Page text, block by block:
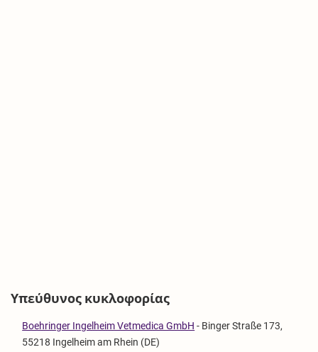
Υπεύθυνος κυκλοφορίας
Boehringer Ingelheim Vetmedica GmbH - Binger Straße 173,
55218 Ingelheim am Rhein (DE)